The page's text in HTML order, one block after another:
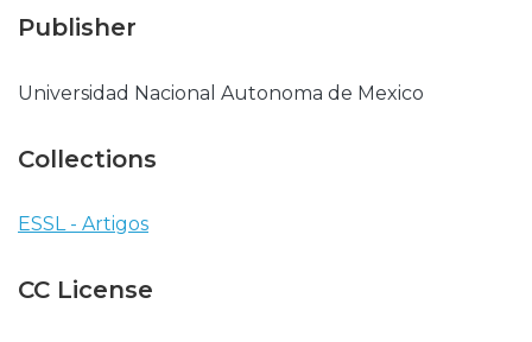
Publisher
Universidad Nacional Autonoma de Mexico
Collections
ESSL - Artigos
CC License